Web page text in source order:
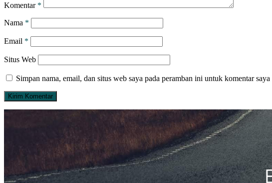
Komentar *
Nama *
Email *
Situs Web
Simpan nama, email, dan situs web saya pada peramban ini untuk komentar